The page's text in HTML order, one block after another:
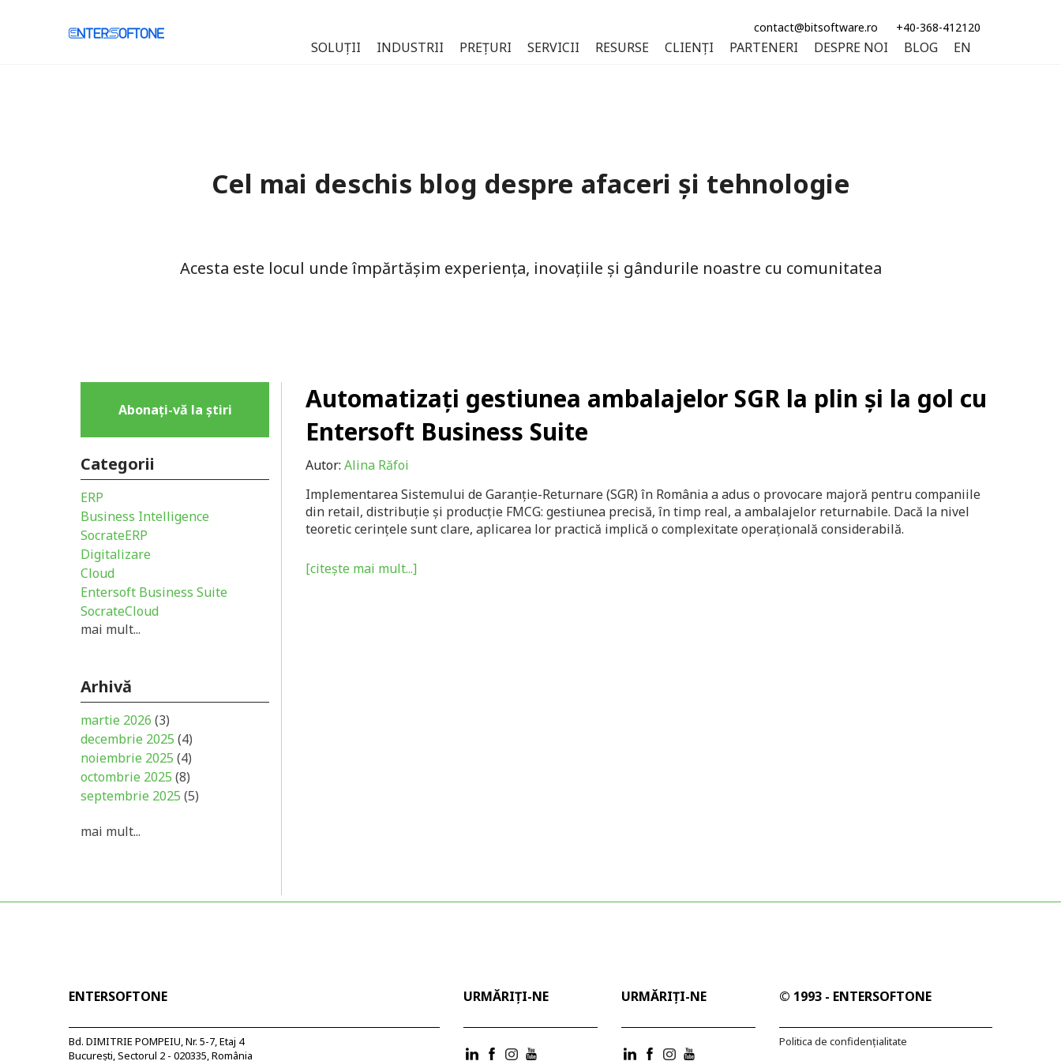
contact@bitsoftware.ro +40-368-412120
SOLUȚII INDUSTRII PREȚURI SERVICII RESURSE CLIENȚI PARTENERI DESPRE NOI BLOG EN
Cel mai deschis blog despre afaceri și tehnologie
Acesta este locul unde împărtășim experiența, inovațiile și gândurile noastre cu comunitatea
Automatizați gestiunea ambalajelor SGR la plin și la gol cu
Entersoft Business Suite
Autor:Alina Răfoi
Implementarea Sistemului de Garanție-Returnare (SGR) în România a adus o provocare majoră pentru companiile
din retail, distribuție și producție FMCG: gestiunea precisă, în timp real, a ambalajelor returnabile. Dacă la nivel
teoretic cerințele sunt clare, aplicarea lor practică implică o complexitate operațională considerabilă.
[citește mai mult...]
Abonați-vă la știri
Categorii
ERP
Business Intelligence
SocrateERP
Digitalizare
Cloud
Entersoft Business Suite
SocrateCloud
mai mult...
Arhivă
martie 2026 (3)
decembrie 2025 (4)
noiembrie 2025 (4)
octombrie 2025 (8)
septembrie 2025 (5)
mai mult...
ENTERSOFTONE
Bd. DIMITRIE POMPEIU, Nr. 5-7, Etaj 4
București, Sectorul 2 - 020335, România
URMĂRIȚI-NE URMĂRIȚI-NE © 1993 - ENTERSOFTONE
Politica de confidențialitate